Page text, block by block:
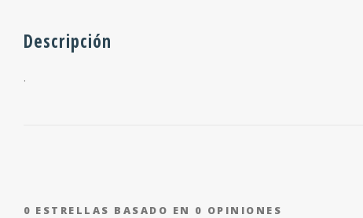
Descripción
.
0 ESTRELLAS BASADO EN 0 OPINIONES